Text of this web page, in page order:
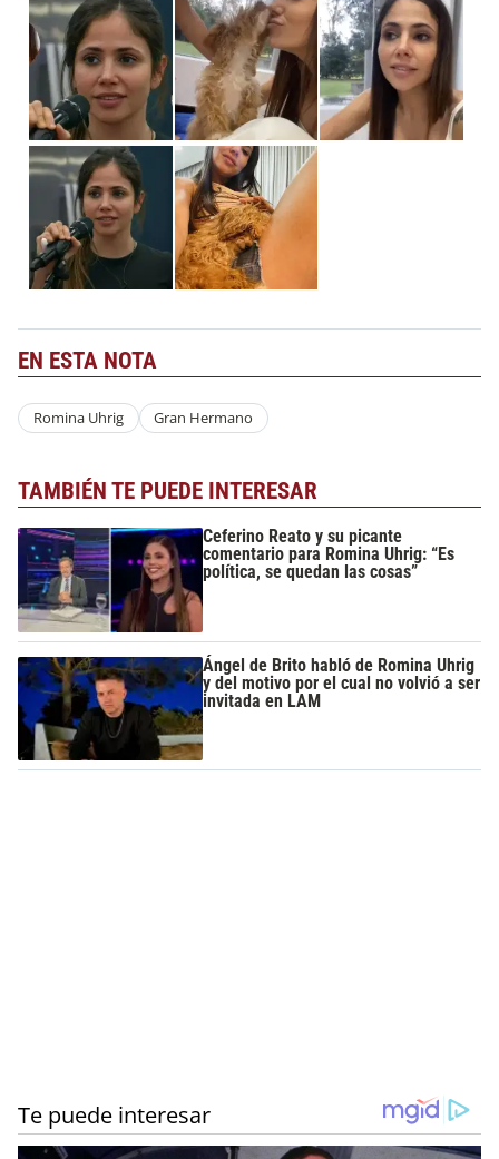
EN ESTA NOTA
Romina Uhrig Gran Hermano
TAMBIÉN TE PUEDE INTERESAR
Ceferino Reato y su picante
comentario para Romina Uhrig: “Es
política, se quedan las cosas”
Ángel de Brito habló de Romina Uhrig
y del motivo por el cual no volvió a ser
invitada en LAM